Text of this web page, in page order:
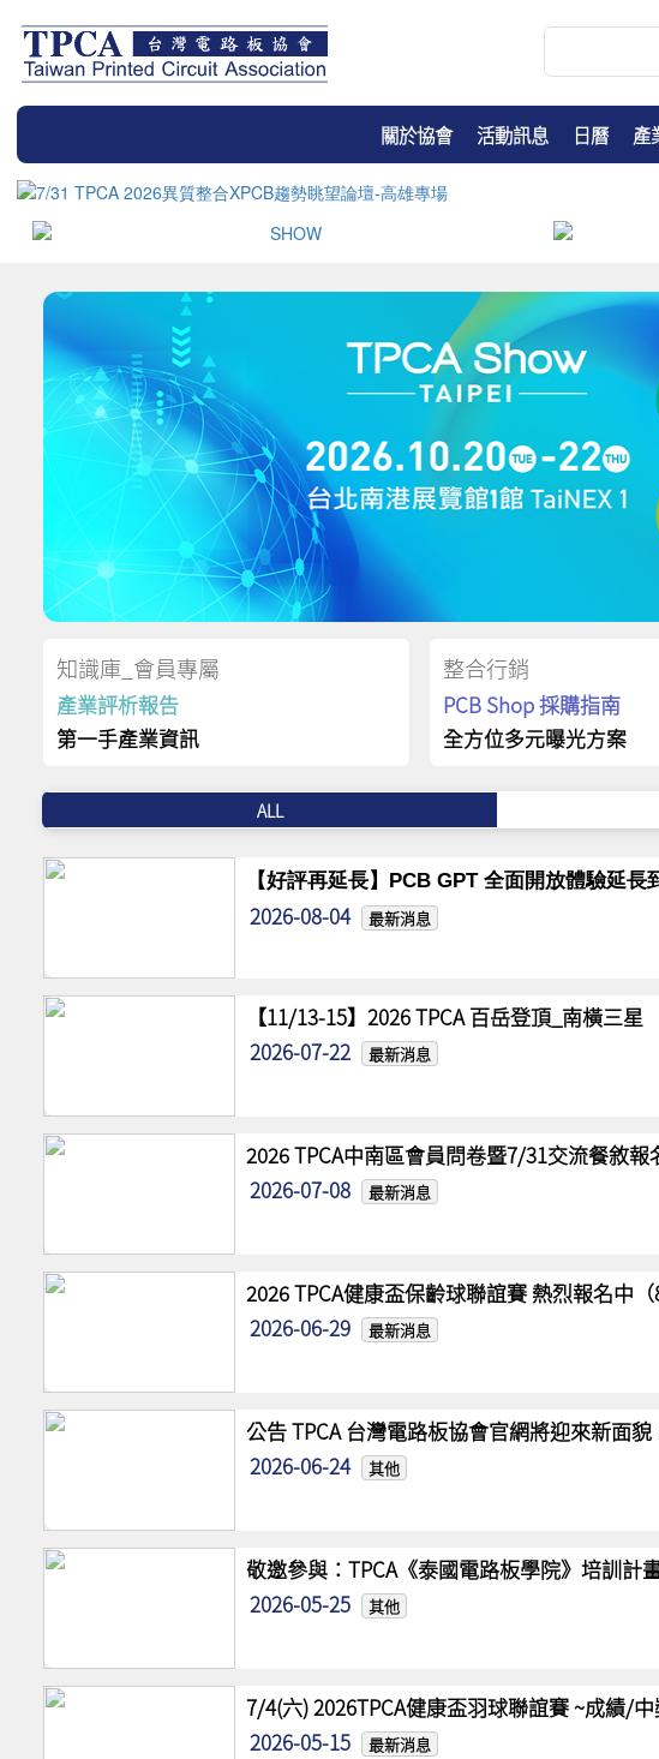
關於協會 活動訊息 日曆 產
知識庫_會員專屬
產業評析報告
第一手產業資訊
整合行銷
PCB Shop 採購指南
全方位多元曝光方案
ALL
【好評再延長】PCB GPT 全面開放體驗延
2026-08-04 最新消息
【11/13-15】2026 TPCA 百岳登頂_南橫三星
2026-07-22
最新消息
2026 TPCA中南區會員問卷暨7/31交流餐敘報
2026-07-08
最新消息
2026 TPCA健康盃保齡球聯誼賽 熱烈報名中（
2026-06-29
最新消息
公告 TPCA 台灣電路板協會官網將迎來新面
2026-06-24
其他
敬邀參與：TPCA《泰國電路板學院》培訓計
2026-05-25
其他
7/4(六) 2026TPCA健康盃羽球聯誼賽 ~成績/
2026-05-15
最新消息